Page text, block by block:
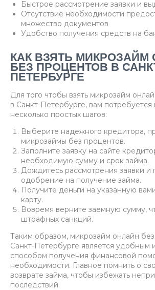
Быстрое рассмотрение заявки и
Отсутствие необходимости
множество документов
Удобство получения средств на
КАК ВЗЯТЬ МИКРОЗАЙМ
БЕЗ ПРОЦЕНТОВ В
ПЕТЕРБУРГЕ
Для того чтобы взять микрозайм
в Санкт-Петербурге, вам потребуется
несколько простых шагов:
Выберите надежного кредитора,
микрозаймы без процентов.
Заполните заявку на сайте
необходимую сумму и срок займа.
Дождитесь рассмотрения заявки и
одобрение на получение займа.
Получите деньги на указанную
карту.
Вовремя верните заемную сумму,
штрафных санкций.
Таким образом, микрозайм онлайн
Санкт-Петербурге является удобным
способом получения финансовой
необходимости. Главное помнить о
возврате займа, чтобы избежать
последствий.